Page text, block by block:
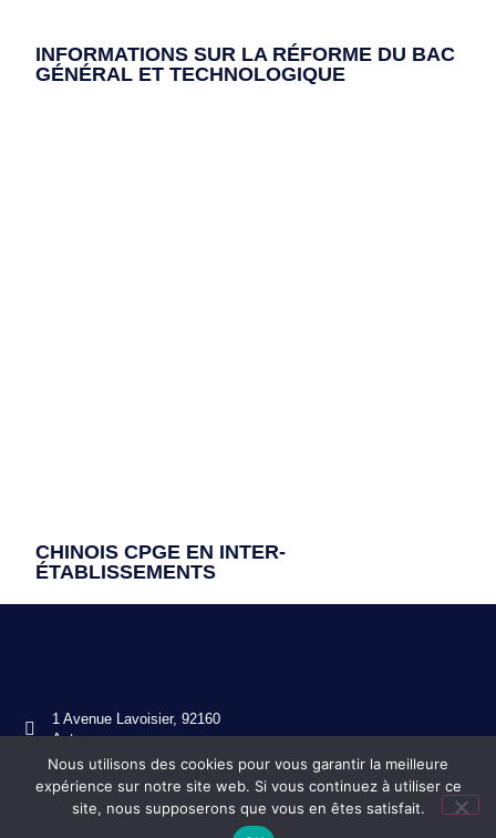
INFORMATIONS SUR LA RÉFORME DU BAC
GÉNÉRAL ET TECHNOLOGIQUE
CHINOIS CPGE EN INTER-
ÉTABLISSEMENTS
1 Avenue Lavoisier, 92160
Antony
01 46 11 49 80
ce.0920130s@ac-versailles.fr
Nous utilisons des cookies pour vous garantir la meilleure
expérience sur notre site web. Si vous continuez à utiliser ce
site, nous supposerons que vous en êtes satisfait.